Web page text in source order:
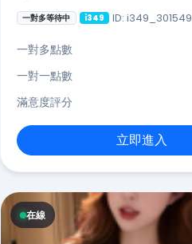
一對多等待中 i349 ID: i349_301549
一對多點數
一對一點數
滿意度評分
立即進入
在線